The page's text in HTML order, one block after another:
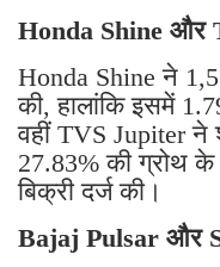
Honda Shine और
Honda Shine ने
की, हालांकि इसमें
वहीं TVS Jupiter ने
27.83% की ग्रोथ
बिक्री दर्ज की।
Bajaj Pulsar और